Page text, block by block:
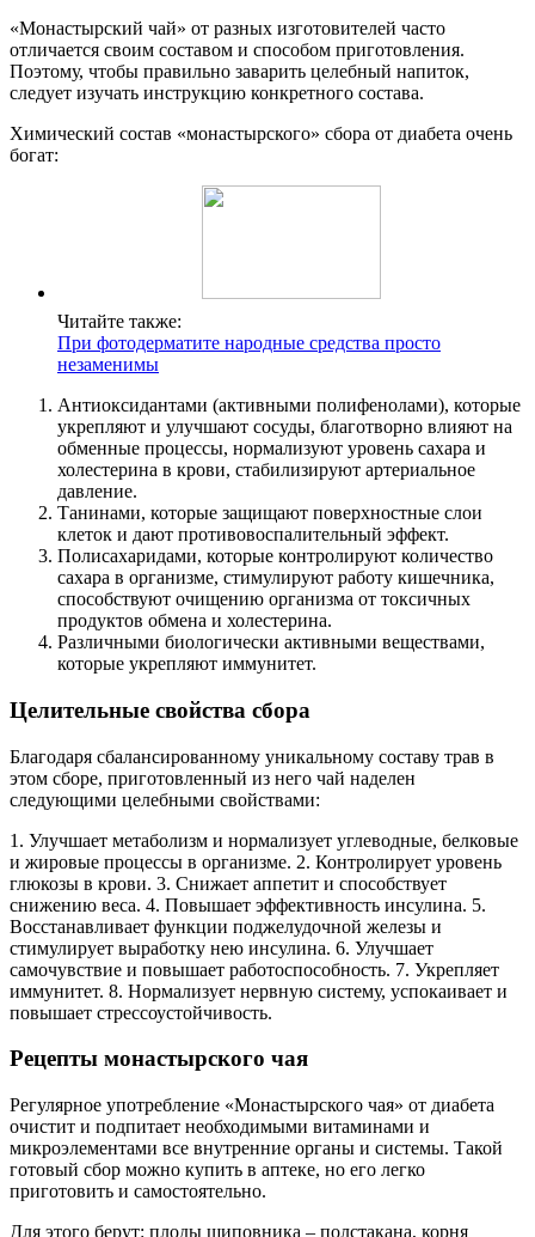
«Монастырский чай» от разных изготовителей часто
отличается своим составом и способом приготовления.
Поэтому, чтобы правильно заварить целебный напиток,
следует изучать инструкцию конкретного состава.
Химический состав «монастырского» сбора от диабета очень
богат:
Читайте также:
При фотодерматите народные средства просто
незаменимы
Антиоксидантами (активными полифенолами), которые
укрепляют и улучшают сосуды, благотворно влияют на
обменные процессы, нормализуют уровень сахара и
холестерина в крови, стабилизируют артериальное
давление.
Танинами, которые защищают поверхностные слои
клеток и дают противовоспалительный эффект.
Полисахаридами, которые контролируют количество
сахара в организме, стимулируют работу кишечника,
способствуют очищению организма от токсичных
продуктов обмена и холестерина.
Различными биологически активными веществами,
которые укрепляют иммунитет.
Целительные свойства сбора
Благодаря сбалансированному уникальному составу трав в
этом сборе, приготовленный из него чай наделен
следующими целебными свойствами:
1. Улучшает метаболизм и нормализует углеводные, белковые
и жировые процессы в организме. 2. Контролирует уровень
глюкозы в крови. 3. Снижает аппетит и способствует
снижению веса. 4. Повышает эффективность инсулина. 5.
Восстанавливает функции поджелудочной железы и
стимулирует выработку нею инсулина. 6. Улучшает
самочувствие и повышает работоспособность. 7. Укрепляет
иммунитет. 8. Нормализует нервную систему, успокаивает и
повышает стрессоустойчивость.
Рецепты монастырского чая
Регулярное употребление «Монастырского чая» от диабета
очистит и подпитает необходимыми витаминами и
микроэлементами все внутренние органы и системы. Такой
готовый сбор можно купить в аптеке, но его легко
приготовить и самостоятельно.
Для этого берут: плоды шиповника – полстакана, корня